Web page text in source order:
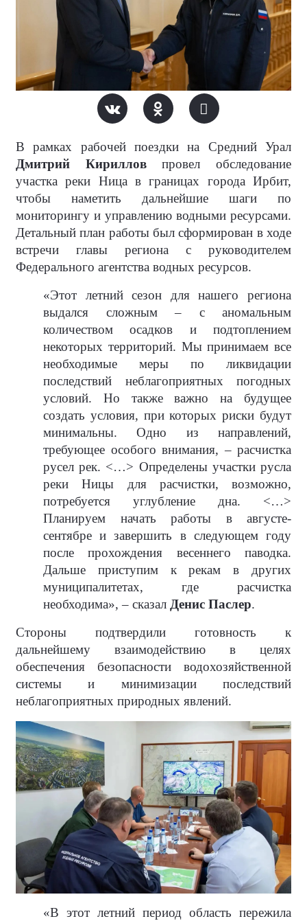
В рамках рабочей поездки на Средний Урал
Дмитрий Кирилловпровел обследование
участка реки Ница в границах города Ирбит,
чтобы наметить дальнейшие шаги по
мониторингу и управлению водными ресурсами.
Детальный план работы был сформирован в ходе
встречи главы региона с руководителем
Федерального агентства водных ресурсов.
«Этот летний сезон для нашего региона
выдался сложным – с аномальным
количеством осадков и подтоплением
некоторых территорий. Мы принимаем все
необходимые меры по ликвидации
последствий неблагоприятных погодных
условий. Но также важно на будущее
создать условия, при которых риски будут
минимальны. Одно из направлений,
требующее особого внимания, – расчистка
русел рек. <…> Определены участки русла
реки Ницы для расчистки, возможно,
потребуется углубление дна. <…>
Планируем начать работы в августе-
сентябре и завершить в следующем году
после прохождения весеннего паводка.
Дальше приступим к рекам в других
муниципалитетах, где расчистка
необходима», – сказал Денис Паслер.
Стороны подтвердили готовность к
дальнейшему взаимодействию в целях
обеспечения безопасности водохозяйственной
системы и минимизации последствий
неблагоприятных природных явлений.
«В этот летний период область пережила